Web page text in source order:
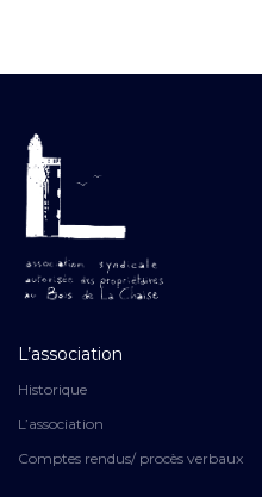
L’association
Historique
L’association
Comptes rendus/ procès verbaux